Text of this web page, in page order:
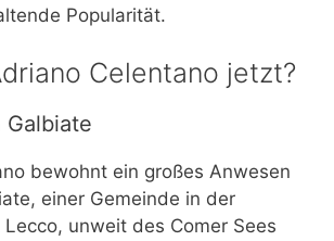
Popularität.
Celentano jetzt?
bewohnt ein großes Anwesen
einer Gemeinde in der
Lecco, unweit des Comer Sees